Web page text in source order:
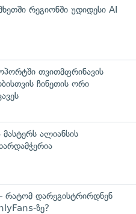
რეგიონში უდიდესი AI
თვითმფრინავის
ჩინეთის ორი
მასტერს ალიანსის
დარეგისტრირდნენ
ზე?